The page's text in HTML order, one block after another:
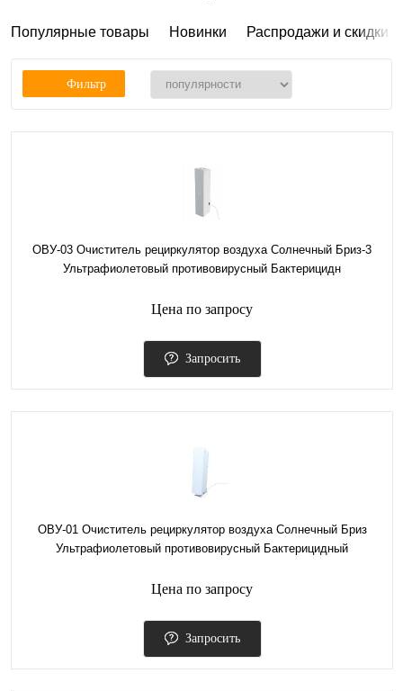
Популярные товары Новинки Распродажи и скидки
Фильтр
ОВУ-03 Очиститель рециркулятор воздуха Солнечный Бриз-3
Ультрафиолетовый противовирусный Бактерицидн
Цена по запросу
Запросить
ОВУ-01 Очиститель рециркулятор воздуха Солнечный Бриз
Ультрафиолетовый противовирусный Бактерицидный
Цена по запросу
Запросить